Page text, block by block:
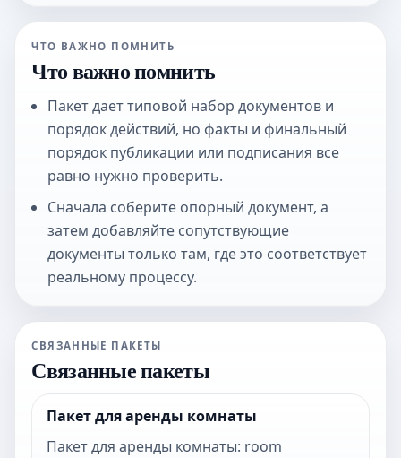
ЧТО ВАЖНО ПОМНИТЬ
Что важно помнить
Пакет дает типовой набор документов и
порядок действий, но факты и финальный
порядок публикации или подписания все
равно нужно проверить.
Сначала соберите опорный документ, а
затем добавляйте сопутствующие
документы только там, где это соответствует
реальному процессу.
СВЯЗАННЫЕ ПАКЕТЫ
Связанные пакеты
Пакет для аренды комнаты
Пакет для аренды комнаты: room